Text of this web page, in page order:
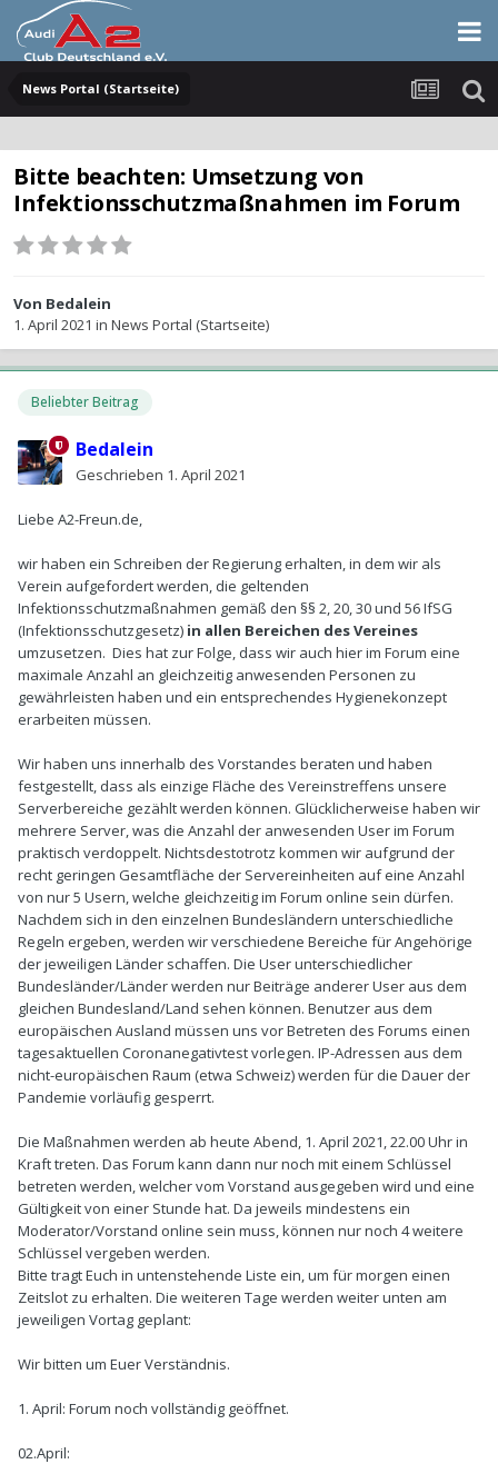
News Portal (Startseite)
Bitte beachten: Umsetzung von
Infektionsschutzmaßnahmen im Forum
Von Bedalein
1. April 2021 in News Portal (Startseite)
Beliebter Beitrag
Bedalein
Geschrieben 1. April 2021
Liebe A2-Freun.de,
wir haben ein Schreiben der Regierung erhalten, in dem wir als
Verein aufgefordert werden, die geltenden
Infektionsschutzmaßnahmen gemäß den §§ 2, 20, 30 und 56 IfSG
(Infektionsschutzgesetz) in allen Bereichen des Vereines
umzusetzen. Dies hat zur Folge, dass wir auch hier im Forum eine
maximale Anzahl an gleichzeitig anwesenden Personen zu
gewährleisten haben und ein entsprechendes Hygienekonzept
erarbeiten müssen.
Wir haben uns innerhalb des Vorstandes beraten und haben
festgestellt, dass als einzige Fläche des Vereinstreffens unsere
Serverbereiche gezählt werden können. Glücklicherweise haben wir
mehrere Server, was die Anzahl der anwesenden User im Forum
praktisch verdoppelt. Nichtsdestotrotz kommen wir aufgrund der
recht geringen Gesamtfläche der Servereinheiten auf eine Anzahl
von nur 5 Usern, welche gleichzeitig im Forum online sein dürfen.
Nachdem sich in den einzelnen Bundesländern unterschiedliche
Regeln ergeben, werden wir verschiedene Bereiche für Angehörige
der jeweiligen Länder schaffen. Die User unterschiedlicher
Bundesländer/Länder werden nur Beiträge anderer User aus dem
gleichen Bundesland/Land sehen können. Benutzer aus dem
europäischen Ausland müssen uns vor Betreten des Forums einen
tagesaktuellen Coronanegativtest vorlegen. IP-Adressen aus dem
nicht-europäischen Raum (etwa Schweiz) werden für die Dauer der
Pandemie vorläufig gesperrt.
Die Maßnahmen werden ab heute Abend, 1. April 2021, 22.00 Uhr in
Kraft treten. Das Forum kann dann nur noch mit einem Schlüssel
betreten werden, welcher vom Vorstand ausgegeben wird und eine
Gültigkeit von einer Stunde hat. Da jeweils mindestens ein
Moderator/Vorstand online sein muss, können nur noch 4 weitere
Schlüssel vergeben werden.
Bitte tragt Euch in untenstehende Liste ein, um für morgen einen
Zeitslot zu erhalten. Die weiteren Tage werden weiter unten am
jeweiligen Vortag geplant:
Wir bitten um Euer Verständnis.
1. April: Forum noch vollständig geöffnet.
02.April: